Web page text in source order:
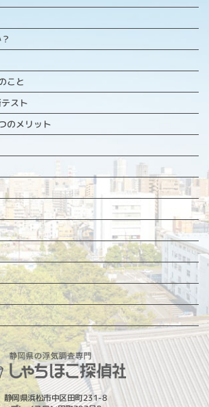
こと
スト
のメリット
静岡県浜松市中区田町231-8